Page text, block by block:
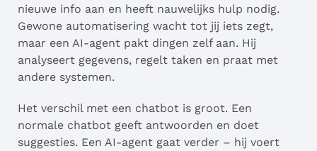
nieuwe info aan en heeft nauwelijks hulp nodig.
Gewone automatisering wacht tot jij iets zegt,
maar een AI-agent pakt dingen zelf aan. Hij
analyseert gegevens, regelt taken en praat met
andere systemen.
Het verschil met een chatbot is groot. Een
normale chatbot geeft antwoorden en doet
suggesties. Een AI-agent gaat verder – hij voert